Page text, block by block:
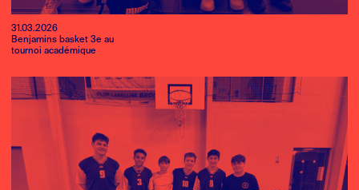
31.03.2026
Benjamins basket 3e au
tournoi académique